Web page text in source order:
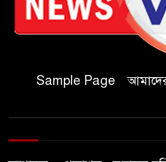
Sample Page